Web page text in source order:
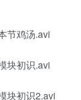
节鸡汤.avi
块初识.avi
块初识2.avi